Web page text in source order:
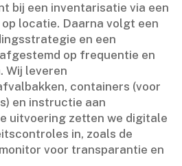
bij een inventarisatie via een
locatie.​ Daarna volgt een
en een
op frequentie en
Wij leveren
containers (voor
en instructie aan
uitvoering zetten we digitale
in, zoals de
voor transparantie en